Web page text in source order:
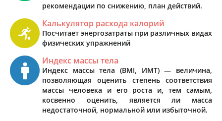
рекомендации по снижению, план действий.
Калькулятор расхода калорий
Посчитает энергозатраты при различных видах
физических упражнений
Индекс массы тела
Индекс массы тела (BMI, ИМТ) — величина,
позволяющая оценить степень соответствия
массы человека и его роста и, тем самым,
косвенно оценить, является ли масса
недостаточной, нормальной или избыточной.